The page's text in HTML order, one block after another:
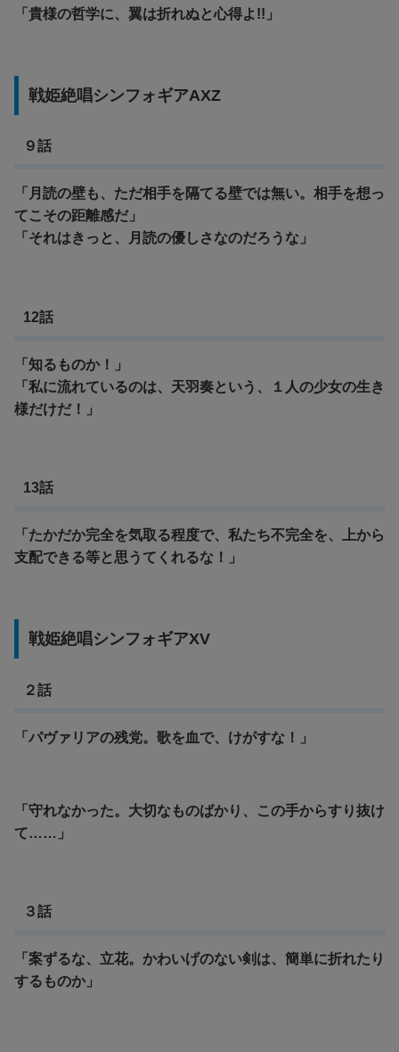
「貴様の哲学に、翼は折れぬと心得よ!!」
戦姫絶唱シンフォギアAXZ
９話
「月読の壁も、ただ相手を隔てる壁では無い。相手を想っ
てこその距離感だ」
「それはきっと、月読の優しさなのだろうな」
12話
「知るものか！」
「私に流れているのは、天羽奏という、１人の少女の生き
様だけだ！」
13話
「たかだか完全を気取る程度で、私たち不完全を、上から
支配できる等と思うてくれるな！」
戦姫絶唱シンフォギアXV
２話
「パヴァリアの残党。歌を血で、けがすな！」
「守れなかった。大切なものばかり、この手からすり抜け
て……」
３話
「案ずるな、立花。かわいげのない剣は、簡単に折れたり
するものか」